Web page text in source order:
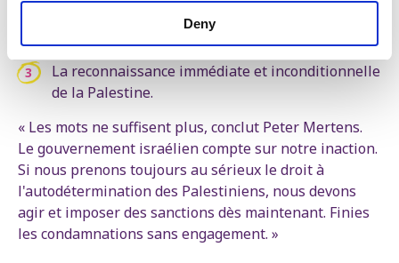
Deny
Un embargo strict sur les importations et les
exportations d'armes ;
La reconnaissance immédiate et inconditionnelle
de la Palestine.
« Les mots ne suffisent plus, conclut Peter Mertens.
Le gouvernement israélien compte sur notre inaction.
Si nous prenons toujours au sérieux le droit à
l'autodétermination des Palestiniens, nous devons
agir et imposer des sanctions dès maintenant. Finies
les condamnations sans engagement. »